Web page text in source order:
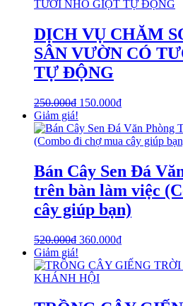
DỊCH VỤ CHĂM
SÂN VƯỜN CÓ
TỰ ĐỘNG
250.000₫ 150.000₫
Giảm giá!
Bán Cây Sen Đá
trên bàn làm việc
cây giúp bạn)
520.000₫ 360.000₫
Giảm giá!